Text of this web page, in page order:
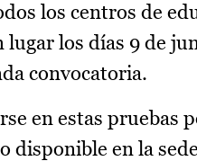
los centros de
los días 9 de
convocatoria.
en estas
disponible en la